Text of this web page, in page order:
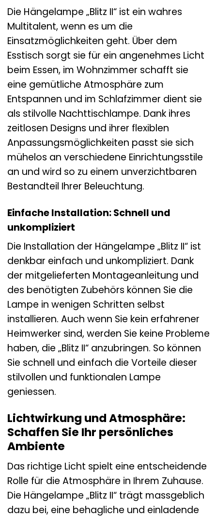
Die Hängelampe „Blitz II“ ist ein wahres
Multitalent, wenn es um die
Einsatzmöglichkeiten geht. Über dem
Esstisch sorgt sie für ein angenehmes Licht
beim Essen, im Wohnzimmer schafft sie
eine gemütliche Atmosphäre zum
Entspannen und im Schlafzimmer dient sie
als stilvolle Nachttischlampe. Dank ihres
zeitlosen Designs und ihrer flexiblen
Anpassungsmöglichkeiten passt sie sich
mühelos an verschiedene Einrichtungsstile
an und wird so zu einem unverzichtbaren
Bestandteil Ihrer Beleuchtung.
Einfache Installation: Schnell und
unkompliziert
Die Installation der Hängelampe „Blitz II“ ist
denkbar einfach und unkompliziert. Dank
der mitgelieferten Montageanleitung und
des benötigten Zubehörs können Sie die
Lampe in wenigen Schritten selbst
installieren. Auch wenn Sie kein erfahrener
Heimwerker sind, werden Sie keine Probleme
haben, die „Blitz II“ anzubringen. So können
Sie schnell und einfach die Vorteile dieser
stilvollen und funktionalen Lampe
geniessen.
Lichtwirkung und Atmosphäre:
Schaffen Sie Ihr persönliches
Ambiente
Das richtige Licht spielt eine entscheidende
Rolle für die Atmosphäre in Ihrem Zuhause.
Die Hängelampe „Blitz II“ trägt massgeblich
dazu bei, eine behagliche und einladende